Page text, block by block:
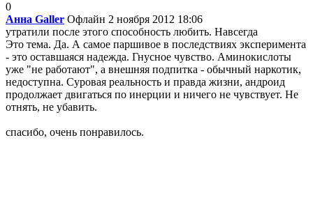
0
Анна Galler Офлайн 2 ноября 2012 18:06
утратили после этого способность любить. Навсегда
Это тема. Да. А самое паршивое в последствиях эксперимента
- это оставшаяся надежда. Гнусное чувство. Аминокислоты
уже "не работают", а внешняя подпитка - обычный наркотик,
недоступна. Суровая реальность и правда жизни, андроид
продолжает двигаться по инерции и ничего не чувствует. Не
отнять, не убавить.
спасибо, очень понравилось.